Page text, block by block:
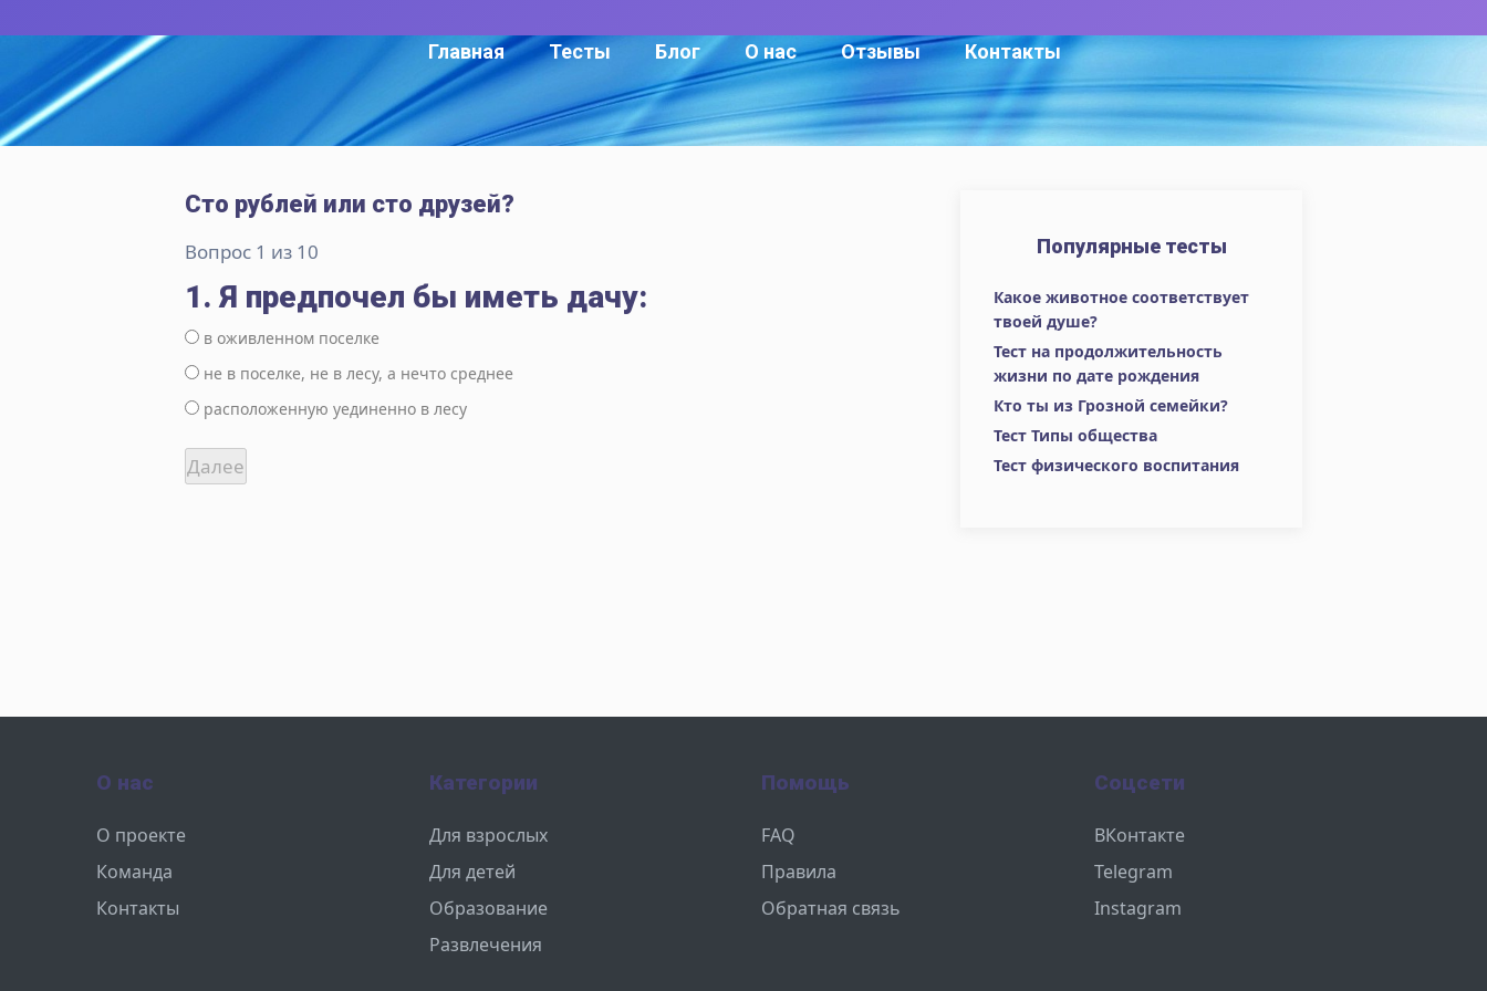
Главная Тесты Блог О нас Отзывы Контакты
Сто рублей или сто друзей?
Вопрос 1 из 10
1. Я предпочел бы иметь дачу:
в оживленном поселке
не в поселке, не в лесу, а нечто среднее
расположенную уединенно в лесу
Популярные тесты
Какое животное соответствует
твоей душе?
Тест на продолжительность
жизни по дате рождения
Кто ты из Грозной семейки?
Тест Типы общества
Тест физического воспитания
О нас
О проекте
Команда
Контакты
Категории
Для взрослых
Для детей
Образование
Развлечения
Помощь
FAQ
Правила
Обратная связь
Соцсети
ВКонтакте
Telegram
Instagram